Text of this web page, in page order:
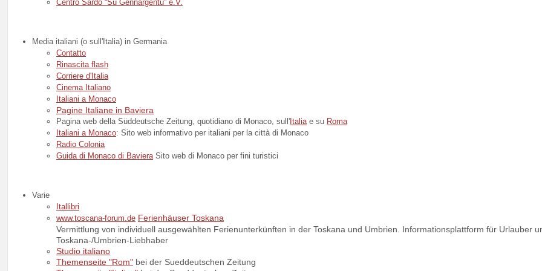
Centro Sardo “Su Gennargentu” e.V.
Media italiani (o sull'Italia) in Germania
Contatto
Rinascita flash
Corriere d'Italia
Cinema Italiano
Italiani a Monaco
Pagine Italiane in Baviera
Pagina web della Süddeutsche Zeitung, quotidiano di Monaco, sull' Italiae su Roma
Italiani a Monaco: Sito web informativo per italiani per la città di Monaco
Radio Colonia
Guida di Monaco di BavieraSito web di Monaco per fini turistici
Varie
Itallibri
www.toscana-forum.de Ferienhäuser Toskana
Vermittlung von individuell ausgewählten Ferienunterkünften in der Toskana und Umbrien. Informationsplattform für Urlauber
Toskana-/Umbrien-Liebhaber
Studio italiano
Themenseite "Rom" bei der Sueddeutschen Zeitung